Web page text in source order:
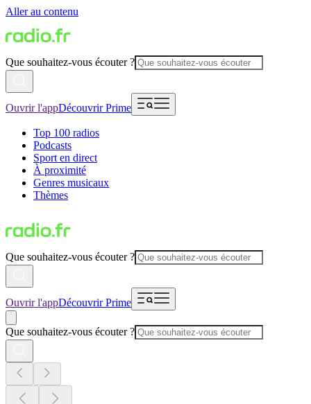
Aller au contenu
Que souhaitez-vous écouter ?
Ouvrir l'appDécouvrir Prime
Top 100 radios
Podcasts
Sport en direct
À proximité
Genres musicaux
Thèmes
Que souhaitez-vous écouter ?
Ouvrir l'appDécouvrir Prime
Que souhaitez-vous écouter ?